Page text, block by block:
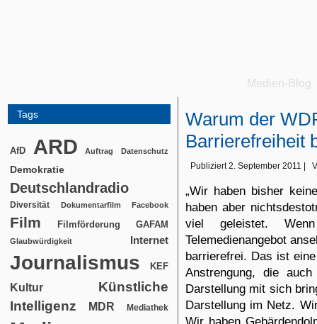
Medien-Blog
Tags
AfD ARD Auftrag Datenschutz
Demokratie
Deutschlandradio
Diversität Dokumentarfilm Facebook
Film Filmförderung GAFAM
Glaubwürdigkeit Internet
Journalismus KEF
Kultur
Künstliche
Intelligenz
MDR Mediathek
Warum der
Barrierefreiheit
Publiziert 2. September 2011
„Wir haben bisher
haben aber
viel geleistet.
Telemedienangebot
barrierefrei. Das ist
Anstrengung, die
Darstellung mit sich
Darstellung im Netz.
Wir haben